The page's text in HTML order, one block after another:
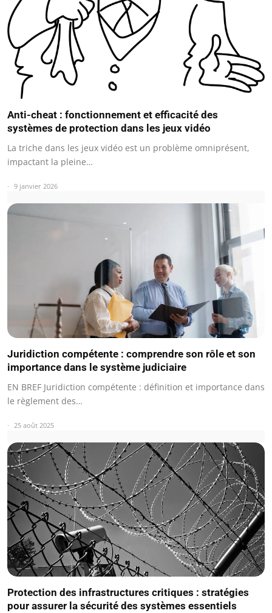
Anti-cheat : fonctionnement et efficacité des
systèmes de protection dans les jeux vidéo
La triche dans les jeux vidéo est un problème omniprésent,
impactant la pleine…
9 janvier 2026
Juridiction compétente : comprendre son rôle et son
importance dans le système judiciaire
EN BREF Juridiction compétente : définition et importance dans
le règlement des…
25 août 2025
Protection des infrastructures critiques : stratégies
pour assurer la sécurité des systèmes essentiels